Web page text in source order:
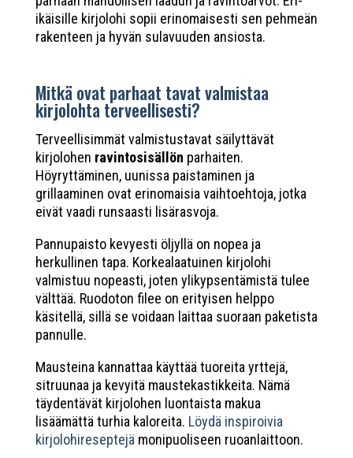
ikäisille kirjolohi sopii erinomaisesti sen pehmeän
rakenteen ja hyvän sulavuuden ansiosta.
Mitkä ovat parhaat tavat valmistaa
kirjolohta terveellisesti?
Terveellisimmät valmistustavat säilyttävät
kirjolohen ravintosisällön parhaiten.
Höyryttäminen, uunissa paistaminen ja
grillaaminen ovat erinomaisia vaihtoehtoja, jotka
eivät vaadi runsaasti lisärasvoja.
Pannupaisto kevyesti öljyllä on nopea ja
herkullinen tapa. Korkealaatuinen kirjolohi
valmistuu nopeasti, joten ylikypsentämistä tulee
välttää. Ruodoton filee on erityisen helppo
käsitellä, sillä se voidaan laittaa suoraan paketista
pannulle.
Mausteina kannattaa käyttää tuoreita yrttejä,
sitruunaa ja kevyitä maustekastikkeita. Nämä
täydentävät kirjolohen luontaista makua
lisäämättä turhia kaloreita. Löydä inspiroivia
kirjolohireseptejä monipuoliseen ruoanlaittoon.